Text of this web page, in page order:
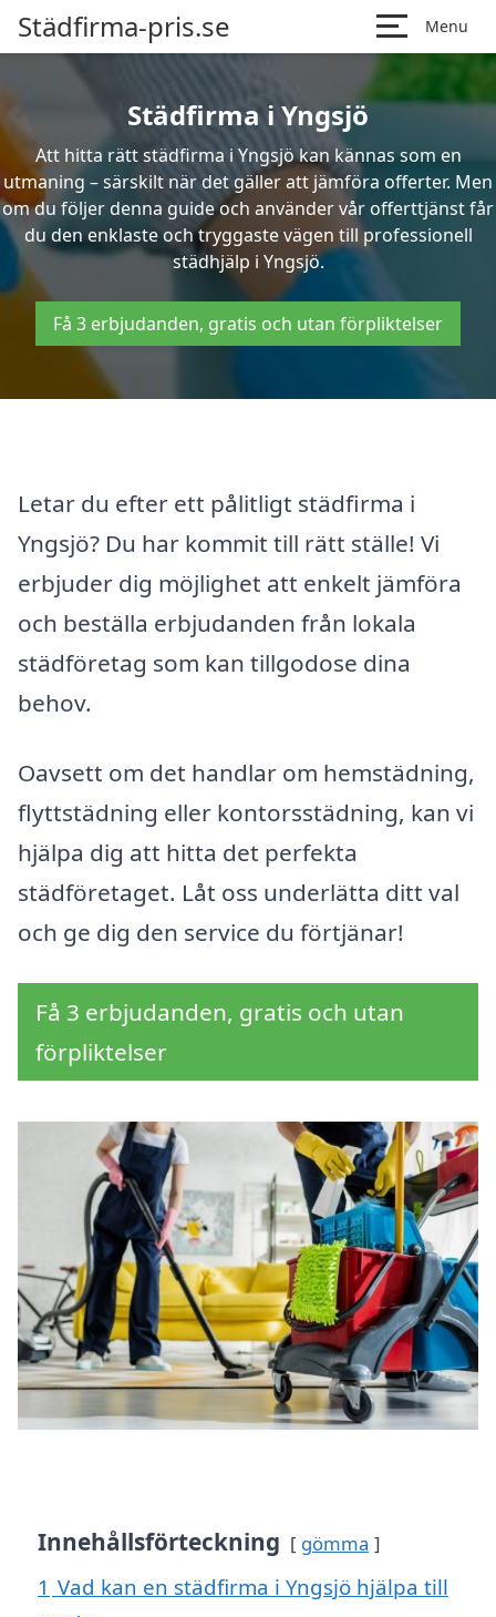
Städfirma-pris.se Menu
Städfirma i Yngsjö
Att hitta rätt städfirma i Yngsjö kan kännas som en
utmaning – särskilt när det gäller att jämföra offerter. Men
om du följer denna guide och använder vår offerttjänst får
du den enklaste och tryggaste vägen till professionell
städhjälp i Yngsjö.
Få 3 erbjudanden, gratis och utan förpliktelser
Letar du efter ett pålitligt städfirma i
Yngsjö? Du har kommit till rätt ställe! Vi
erbjuder dig möjlighet att enkelt jämföra
och beställa erbjudanden från lokala
städföretag som kan tillgodose dina
behov.
Oavsett om det handlar om hemstädning,
flyttstädning eller kontorsstädning, kan vi
hjälpa dig att hitta det perfekta
städföretaget. Låt oss underlätta ditt val
och ge dig den service du förtjänar!
Få 3 erbjudanden, gratis och utan
förpliktelser
Innehållsförteckning gömma
1 Vad kan en städfirma i Yngsjö hjälpa till